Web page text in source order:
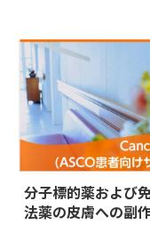
分子標的薬および
法薬の皮膚への副